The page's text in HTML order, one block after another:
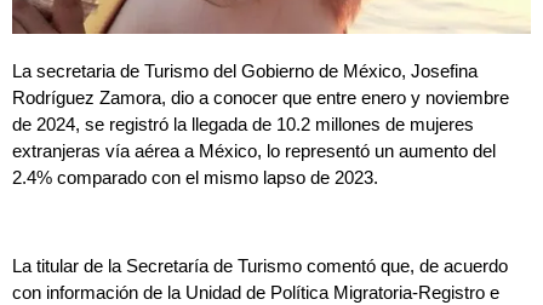
La secretaria de Turismo del Gobierno de México, Josefina
Rodríguez Zamora, dio a conocer que entre enero y noviembre
de 2024, se registró la llegada de 10.2 millones de mujeres
extranjeras vía aérea a México, lo representó un aumento del
2.4% comparado con el mismo lapso de 2023.
La titular de la Secretaría de Turismo comentó que, de acuerdo
con información de la Unidad de Política Migratoria-Registro e